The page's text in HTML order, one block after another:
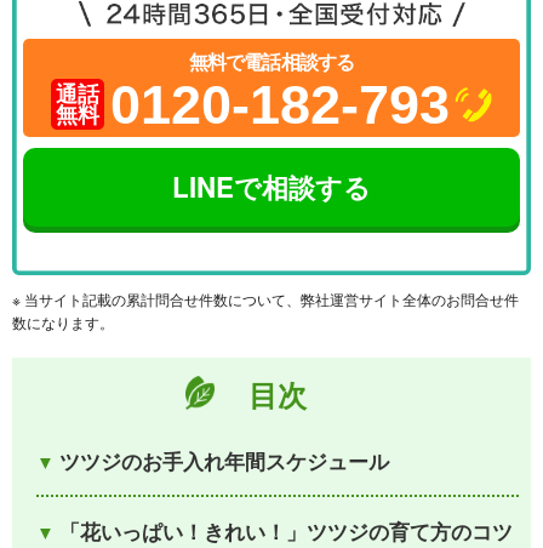
無料で電話相談する
通話
無料 0120-182-793
LINEで相談する
※ 当サイト記載の累計問合せ件数について、弊社運営サイト全体のお問合せ件
数になります。
目次
ツツジのお手入れ年間スケジュール
「花いっぱい！きれい！」ツツジの育て方のコツ